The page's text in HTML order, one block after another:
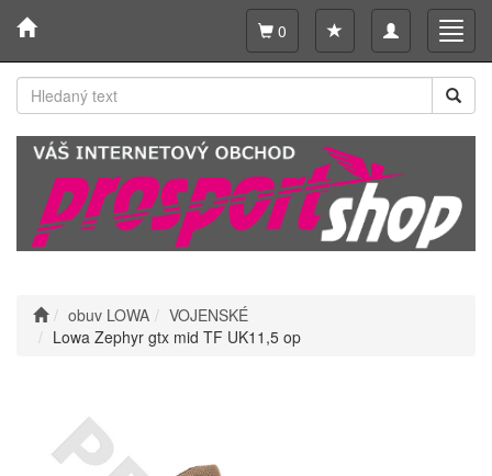
Toggle
navigation
0
obuv LOWA
VOJENSKÉ
Lowa Zephyr gtx mid TF UK11,5 op